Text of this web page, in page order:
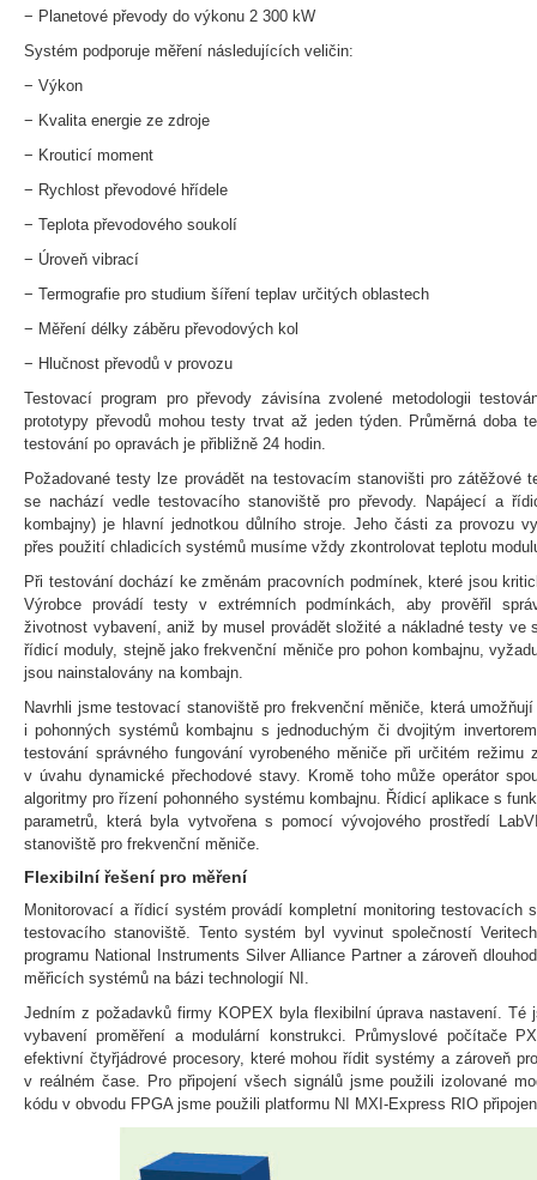
− Planetové převody do výkonu 2 300 kW
Systém podporuje měření následujících veličin:
− Výkon
− Kvalita energie ze zdroje
− Krouticí moment
− Rychlost převodové hřídele
− Teplota převodového soukolí
− Úroveň vibrací
− Termografie pro studium šíření teplav určitých oblastech
− Měření délky záběru převodových kol
− Hlučnost převodů v provozu
Testovací program pro převody závisína zvolené metodologii
prototypy převodů mohou testy trvat až jeden týden. Průměrná doba
testování po opravách je přibližně 24 hodin.
Požadované testy lze provádět na testovacím stanovišti pro zátěžové
se nachází vedle testovacího stanoviště pro převody. Napájecí a
kombajny) je hlavní jednotkou důlního stroje. Jeho části za provozu
přes použití chladicích systémů musíme vždy zkontrolovat teplotu
Při testování dochází ke změnám pracovních podmínek, které jsou
Výrobce provádí testy v extrémních podmínkách, aby prověřil
životnost vybavení, aniž by musel provádět složité a nákladné testy ve
řídicí moduly, stejně jako frekvenční měniče pro pohon kombajnu,
jsou nainstalovány na kombajn.
Navrhli jsme testovací stanoviště pro frekvenční měniče, která
i pohonných systémů kombajnu s jednoduchým či dvojitým
testování správného fungování vyrobeného měniče při určitém režimu
v úvahu dynamické přechodové stavy. Kromě toho může operátor
algoritmy pro řízení pohonného systému kombajnu. Řídicí aplikace s
parametrů, která byla vytvořena s pomocí vývojového prostředí
stanoviště pro frekvenční měniče.
Flexibilní řešení pro měření
Monitorovací a řídicí systém provádí kompletní monitoring
testovacího stanoviště. Tento systém byl vyvinut společností
programu National Instruments Silver Alliance Partner a zároveň
měřicích systémů na bázi technologií NI.
Jedním z požadavků firmy KOPEX byla flexibilní úprava nastavení. Té
vybavení proměření a modulární konstrukci. Průmyslové počítače
efektivní čtyřjádrové procesory, které mohou řídit systémy a zároveň
v reálném čase. Pro připojení všech signálů jsme použili izolované
kódu v obvodu FPGA jsme použili platformu NI MXI-Express RIO